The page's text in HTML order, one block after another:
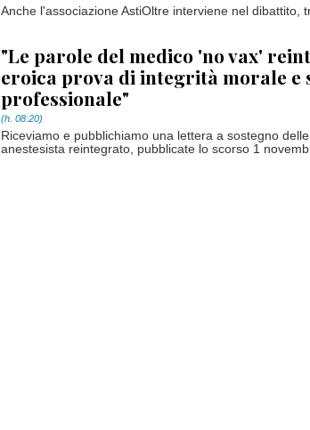
Anche l'associazione AstiOltre interviene nel dibattito,
"Le parole del medico 'no vax'
eroica prova di integrità morale e
professionale"
(h. 08:20)
Riceviamo e pubblichiamo una lettera a sostegno
anestesista reintegrato, pubblicate lo scorso 1